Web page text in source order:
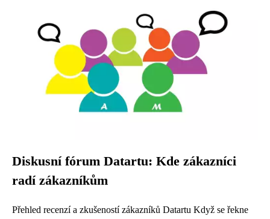
Diskusní fórum Datartu: Kde zákazníci
radí zákazníkům
Přehled recenzí a zkušeností zákazníků Datartu Když se řekne